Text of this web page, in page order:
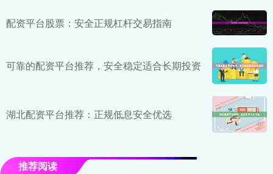
配资平台股票：安全正规杠杆交易指南
可靠的配资平台推荐，安全稳定适合长期投资
湖北配资平台推荐：正规低息安全优选
推荐阅读